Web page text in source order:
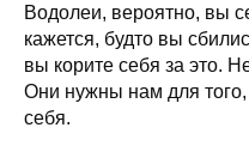
Водолеи, вероятно, вы
кажется, будто вы
вы корите себя за это.
Они нужны нам для
себя.